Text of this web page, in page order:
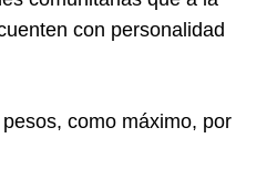
con personalidad
como máximo, por